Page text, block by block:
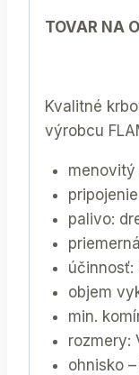
TOVAR NA
Kvalitné
výrobcu
palivo:
účinnosť:
objem
min.
rozmery:
ohnisko